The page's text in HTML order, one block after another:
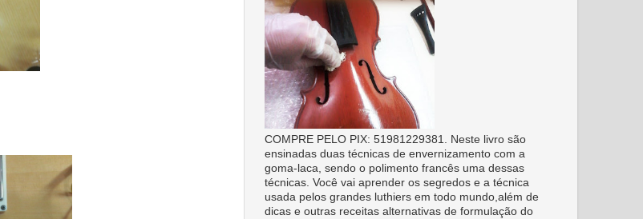
COMPRE PELO PIX: 51981229381. Neste livro são
ensinadas duas técnicas de envernizamento com a
goma-laca, sendo o polimento francês uma dessas
técnicas. Você vai aprender os segredos e a técnica
usada pelos grandes luthiers em todo mundo,além de
dicas e outras receitas alternativas de formulação do